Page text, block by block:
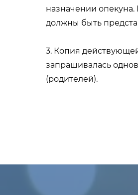
назначении
должны быть
3. Копия
запрашивалась
(родителей).